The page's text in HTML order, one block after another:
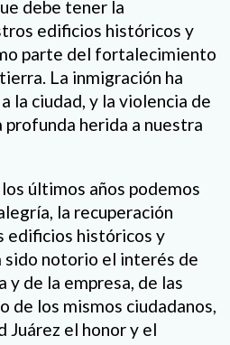
debe tener la
edificios históricos y
parte del fortalecimiento
La inmigración ha
la ciudad, y la violencia de
profunda herida a nuestra
últimos años podemos
la recuperación
edificios históricos y
sido notorio el interés de
y de la empresa, de las
de los mismos ciudadanos,
Juárez el honor y el